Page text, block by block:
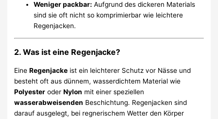
Weniger packbar: Aufgrund des dickeren Materials
sind sie oft nicht so komprimierbar wie leichtere
Regenjacken.
2. Was ist eine Regenjacke?
EineRegenjacke ist ein leichterer Schutz vor Nässe und
besteht oft aus dünnem, wasserdichtem Material wie
Polyester oderNylon mit einer speziellen
wasserabweisenden Beschichtung. Regenjacken sind
darauf ausgelegt, bei regnerischem Wetter den Körper